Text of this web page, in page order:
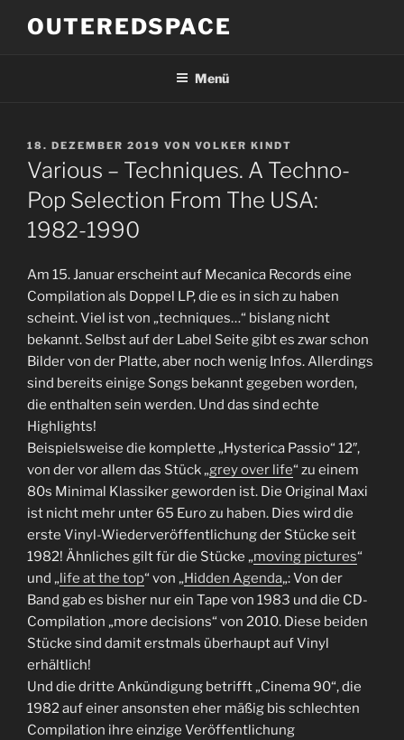
InhaltOUTEREDSPACE
Menü
VERÖFFENTLICHT
AM
18. DEZEMBER 2019 VON VOLKER KINDT
Various – Techniques. A Techno-
Pop Selection From The USA:
1982-1990
Am 15. Januar erscheint auf Mecanica Records eine
Compilation als Doppel LP, die es in sich zu haben
scheint. Viel ist von „techniques…“ bislang nicht
bekannt. Selbst auf der Label Seite gibt es zwar schon
Bilder von der Platte, aber noch wenig Infos. Allerdings
sind bereits einige Songs bekannt gegeben worden,
die enthalten sein werden. Und das sind echte
Highlights!
Beispielsweise die komplette „Hysterica Passio“ 12″,
von der vor allem das Stück „grey over life“ zu einem
80s Minimal Klassiker geworden ist. Die Original Maxi
ist nicht mehr unter 65 Euro zu haben. Dies wird die
erste Vinyl-Wiederveröffentlichung der Stücke seit
1982! Ähnliches gilt für die Stücke „moving pictures“
und „life at the top“ von „Hidden Agenda„: Von der
Band gab es bisher nur ein Tape von 1983 und die CD-
Compilation „more decisions“ von 2010. Diese beiden
Stücke sind damit erstmals überhaupt auf Vinyl
erhältlich!
Und die dritte Ankündigung betrifft „Cinema 90“, die
1982 auf einer ansonsten eher mäßig bis schlechten
Compilation ihre einzige Veröffentlichung